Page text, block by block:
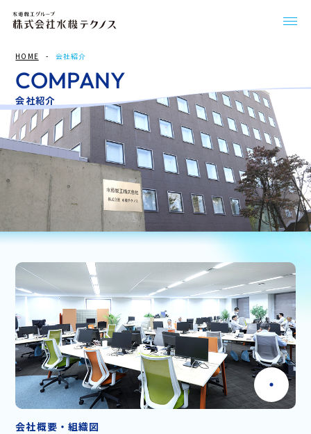
HOME 会社紹介
COMPANY
会社紹介
会社概要・組織図